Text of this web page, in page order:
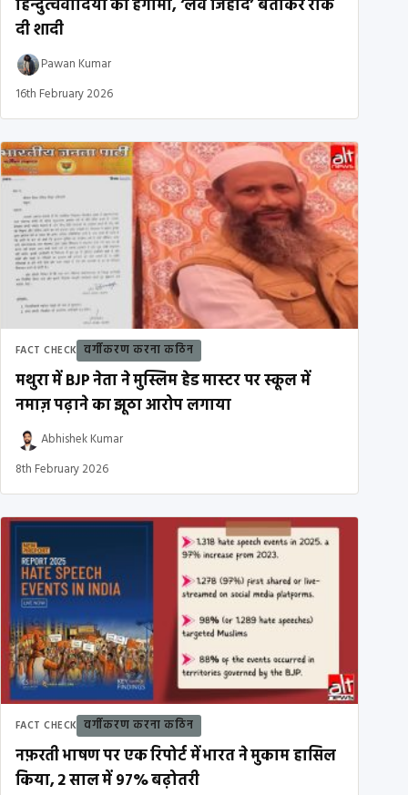
हिन्दुत्ववादियों का हंगामा, ‘लव जिहाद’ बताकर रोक
दी शादी
Pawan Kumar
16th February 2026
FACT CHECK वर्गीकरण करना कठिन
मथुरा में BJP नेता ने मुस्लिम हेड मास्टर पर स्कूल में
नमाज़ पढ़ाने का झूठा आरोप लगाया
Abhishek Kumar
8th February 2026
FACT CHECK वर्गीकरण करना कठिन
नफ़रती भाषण पर एक रिपोर्ट में भारत ने मुकाम हासिल
किया, 2 साल में 97% बढ़ोतरी